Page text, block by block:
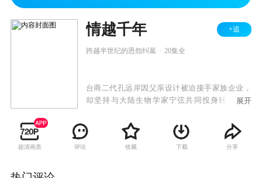
情越千年 +追
跨越半世纪的恩怨纠葛 20集全
台商二代孔远岸因父亲设计被迫接手家族企业，
却坚持与大陆生物学家宁弦共同投身转基因研
隔，同时面对杜寸心的婚约压力、刘遥遥与师齐
的事业合作关系等情感考验。随着父辈孔思凡与
宁淡云重逢化解仇恨，两岸年轻一代在事业抉择
展开
超清画质 评论 收藏 下载 分享